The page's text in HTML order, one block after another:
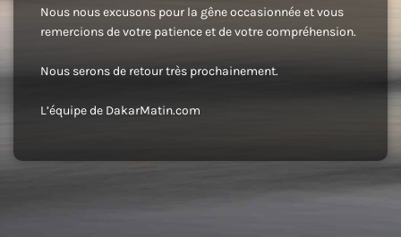
Nous nous excusons pour la gêne occasionnée et vous
remercions de votre patience et de votre compréhension.
Nous serons de retour très prochainement.
L’équipe de DakarMatin.com